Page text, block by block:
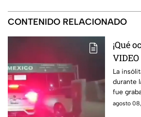
CONTENIDO RELACIONADO
¡Qué
La
durante
fue
agosto